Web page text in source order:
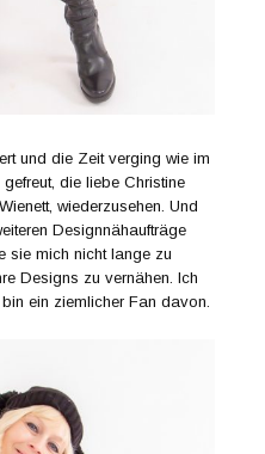
und die Zeit verging wie im
die liebe Christine
wiederzusehen. Und
Designnähaufträge
sie mich nicht lange zu
Designs zu vernähen. Ich
ein ziemlicher Fan davon.